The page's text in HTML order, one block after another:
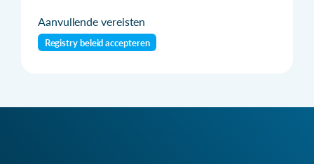
Aanvullende vereisten
Registry beleid accepteren